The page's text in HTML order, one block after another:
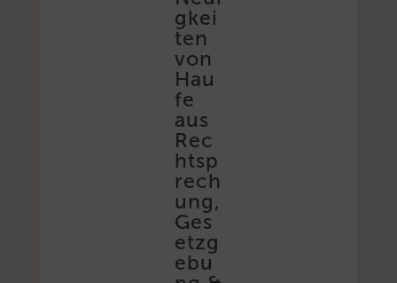
gkei
ten
von
Hau
fe
aus
Rec
htsp
rech
ung,
Ges
etzg
ebu